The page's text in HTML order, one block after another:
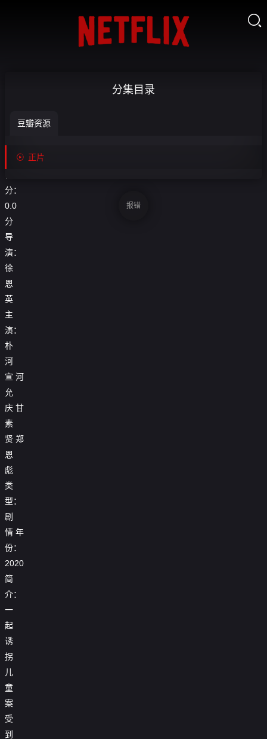

正片
正片
分：
0.0
分
导
演：
徐
恩
英
主
演：
朴
河
宣 河
允
庆 甘
素
贤 郑
恩
彪
类
型：
剧
情 年
份：
2020
简
介：
一
起
诱
拐
儿
童
案
受
到
分集目录
豆瓣资源
 正片
报错